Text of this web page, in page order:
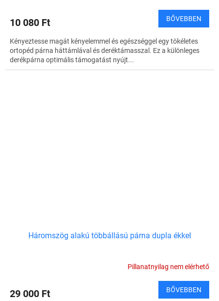
10 080 Ft BŐVEBBEN
Kényeztesse magát kényelemmel és egészséggel egy tökéletes
ortopéd párna háttámlával és deréktámasszal. Ez a különleges
derékpárna optimális támogatást nyújt...
Háromszög alakú többállású párna dupla ékkel
Pillanatnyilag nem elérhető
29 000 Ft BŐVEBBEN